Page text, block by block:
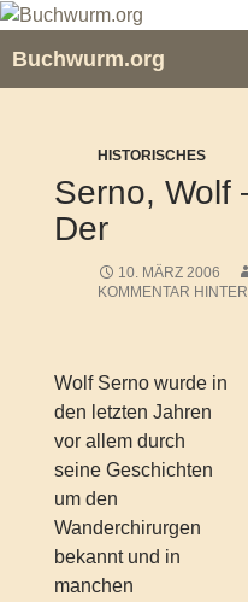
Zum
springen
Buchwurm.org
HISTORISCHES
Serno, Wolf
Der
10. MÄRZ 2006
KOMMENTAR
Wolf Serno wurde in
den letzten Jahren
vor allem durch
seine Geschichten
um den
Wanderchirurgen
bekannt und in
manchen